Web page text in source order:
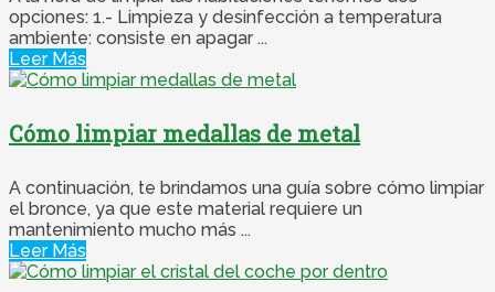
opciones: 1.- Limpieza y desinfección a temperatura
ambiente: consiste en apagar ...
Leer Más
Cómo limpiar medallas de metal
A continuación, te brindamos una guía sobre cómo limpiar
el bronce, ya que este material requiere un
mantenimiento mucho más ...
Leer Más